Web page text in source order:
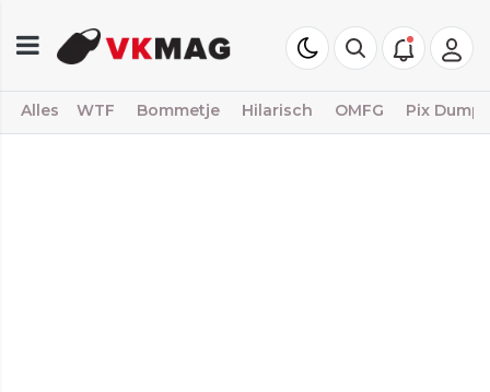
Alles WTF Bommetje Hilarisch OMFG Pix Dump